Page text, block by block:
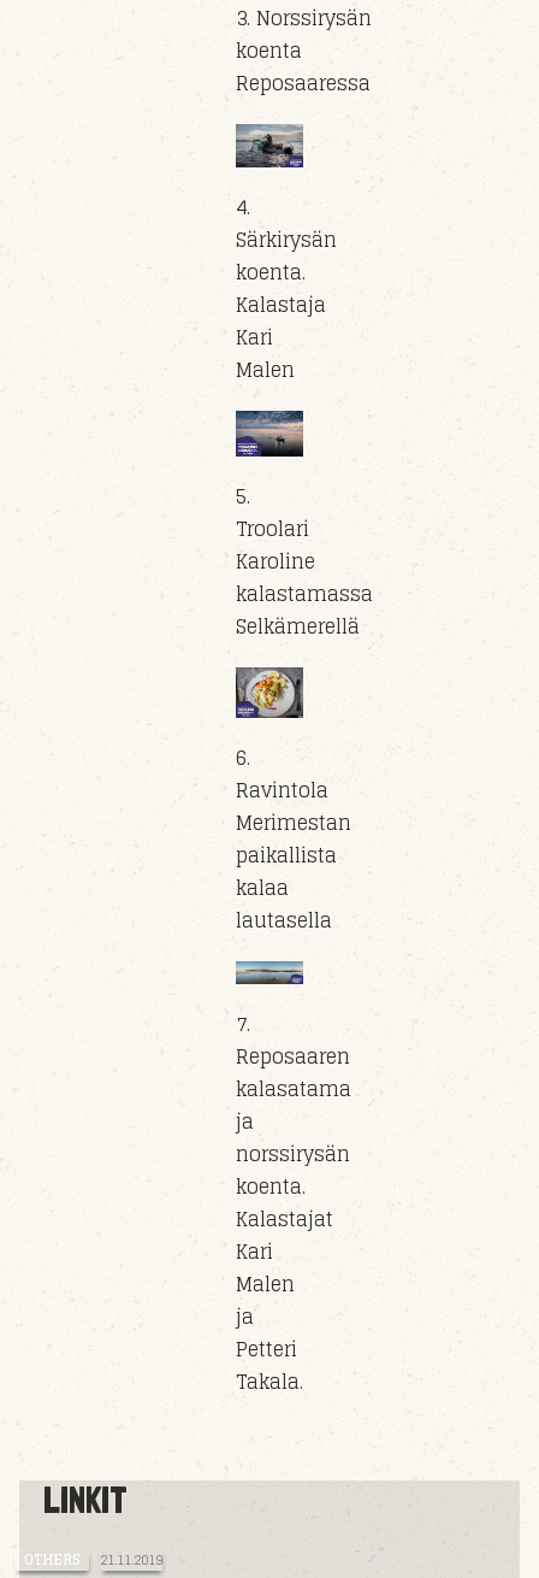
3. Norssirysän
koenta
Reposaaressa
4.
Särkirysän
koenta.
Kalastaja
Kari
Malen
5.
Troolari
Karoline
kalastamassa
Selkämerellä
6.
Ravintola
Merimestan
paikallista
kalaa
lautasella
7.
Reposaaren
kalasatama
ja
norssirysän
koenta.
Kalastajat
Kari
Malen
ja
Petteri
Takala.
LINKIT
OTHERS 21.11.2019